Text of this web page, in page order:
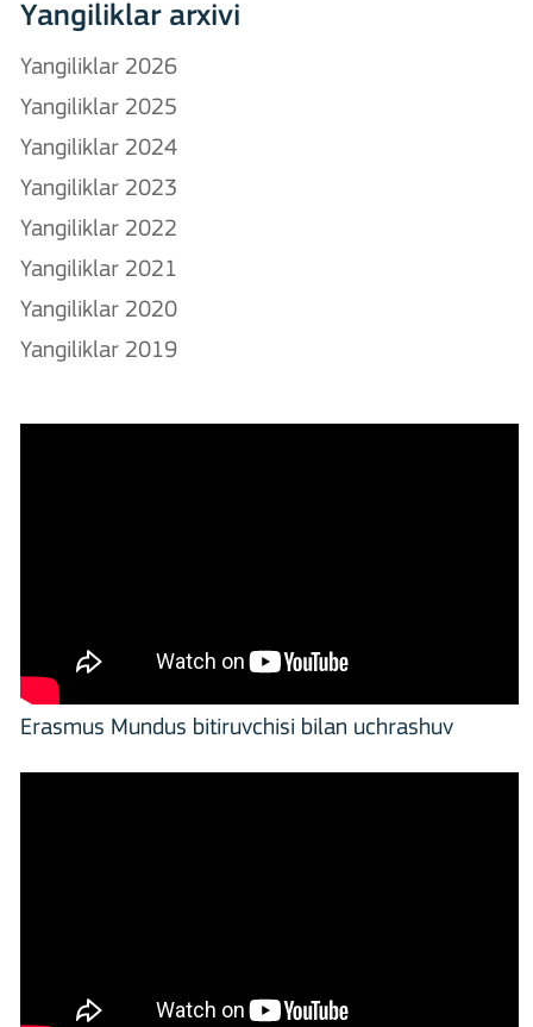
Yangiliklar arxivi
Yangiliklar 2026
Yangiliklar 2025
Yangiliklar 2024
Yangiliklar 2023
Yangiliklar 2022
Yangiliklar 2021
Yangiliklar 2020
Yangiliklar 2019
Erasmus Mundus bitiruvchisi bilan uchrashuv